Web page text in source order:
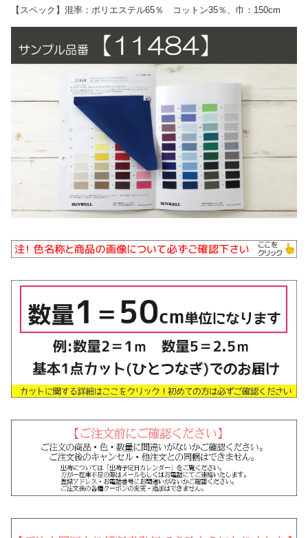
【スペック】混率：ポリエステル65％ コットン35％、巾：150cm